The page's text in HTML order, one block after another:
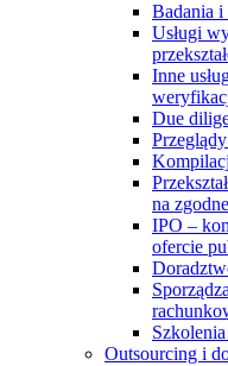
Badania i
Usługi
Inne
Due
na
IPO –
ofercie
Outsourcing i